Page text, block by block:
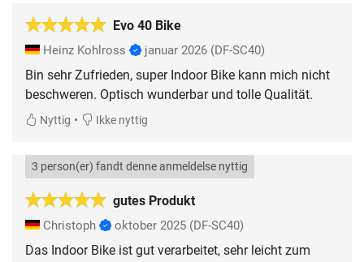
Evo 40 Bike
Heinz Kohlross januar 2026 (DF-SC40)
Bin sehr Zufrieden, super Indoor Bike kann mich nicht
beschweren. Optisch wunderbar und tolle Qualität.
Nyttig • Ikke nyttig
gutes Produkt
3 person(er) fandt denne anmeldelse nyttig
Christoph oktober 2025 (DF-SC40)
Das Indoor Bike ist gut verarbeitet, sehr leicht zum